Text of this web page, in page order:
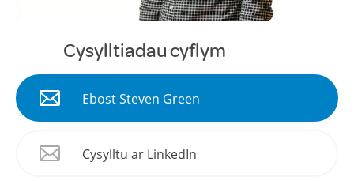
Cysylltiadau cyflym
Ebost Steven Green
Cysylltu ar LinkedIn